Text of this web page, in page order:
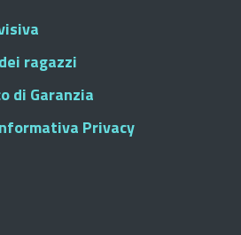
ragazzi
di Garanzia
Privacy